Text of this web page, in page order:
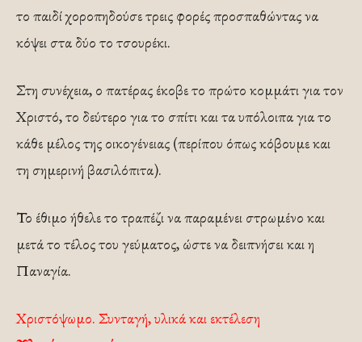
το παιδί χοροπηδούσε τρεις φορές προσπαθώντας να
κόψει στα δύο το τσουρέκι.
Στη συνέχεια, ο πατέρας έκοβε το πρώτο κομμάτι για τον
Χριστό, το δεύτερο για το σπίτι και τα υπόλοιπα για το
κάθε μέλος της οικογένειας (περίπου όπως κόβουμε και
τη σημερινή βασιλόπιτα).
Το έθιμο ήθελε το τραπέζι να παραμένει στρωμένο και
μετά το τέλος του γεύματος, ώστε να δειπνήσει και η
Παναγία.
Χριστόψωμο. Συνταγή, υλικά και εκτέλεση